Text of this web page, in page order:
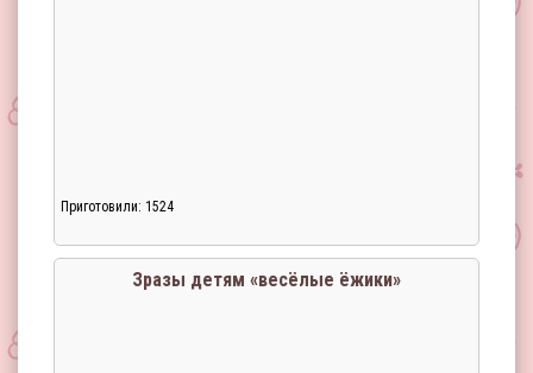
Приготовили: 1524
Зразы детям «весёлые ёжики»